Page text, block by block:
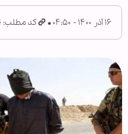
۱۶ آذر ۱۴۰۰ - ۰۴:۵۰ کد مطلب: 1101784